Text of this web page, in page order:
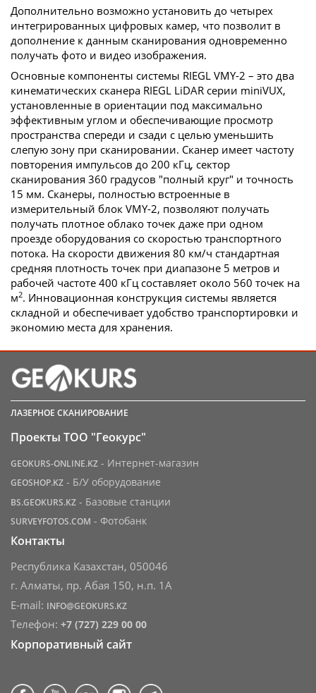
Дополнительно возможно установить до четырех
интегрированных цифровых камер, что позволит в
дополнение к данным сканирования одновременно
получать фото и видео изображения.
Основные компоненты системы RIEGL VMY-2 – это два
кинематических сканера RIEGL LiDAR серии miniVUX,
установленные в ориентации под максимально
эффективным углом и обеспечивающие просмотр
пространства спереди и сзади с целью уменьшить
слепую зону при сканировании. Сканер имеет частоту
повторения импульсов до 200 кГц, сектор
сканирования 360 градусов "полный круг" и точность
15 мм. Сканеры, полностью встроенные в
измерительный блок VMY-2, позволяют получать
получать плотное облако точек даже при одном
проезде оборудования со скоростью транспортного
потока. На скорости движения 80 км/ч стандартная
средняя плотность точек при диапазоне 5 метров и
рабочей частоте 400 кГц составляет около 560 точек на
м2. Инновационная конструкция системы является
складной и обеспечивает удобство транспортировки и
экономию места для хранения.
ЛАЗЕРНОЕ СКАНИРОВАНИЕ
Проекты ТОО "Геокурс"
GEOKURS-ONLINE.KZ - Интернет-магазин
GEOSHOP.KZ - Б/У оборудование
BS.GEOKURS.KZ - Базовые станции
SURVEYFOTOS.COM - Фотобанк
Контакты
Республика Казахстан, 050046
г. Алматы, пр. Абая 150, н.п. 1А
E-mail: INFO@GEOKURS.KZ
Телефон: +7 (727) 229 00 00
Корпоративный сайт